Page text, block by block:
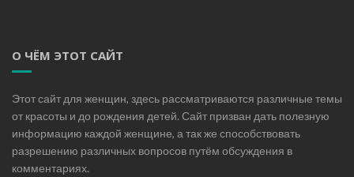
О ЧЁМ ЭТОТ САЙТ
Этот сайт для женщин, здесь рассматриваются различные темы
от красоты и до рождения детей. Сайт призван дать полезную
информацию каждой женщине, а так же способствовать
разрешению различных вопросов путём обсуждения в
комментариях.